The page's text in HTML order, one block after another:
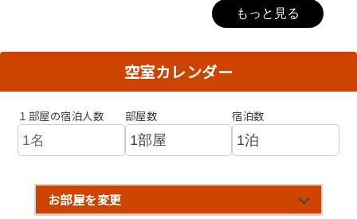
夕食は、白イカの姿づくり(京丹後イカ 漁火～ISARIBI）
生きた活イカを水揚げ直後に活〆処理をし、最新の瞬間冷
凍技術「プロトン凍結機」で鮮度よく冷凍しました。従来
の活イカより甘みと歯ごたえが特徴。盛りつけられたイカ
の姿造りは美しく見栄えも鮮度も抜群です。
※丹後のフルーツは、7月中旬～（スイカやメロンなど）
もっと見る
空室カレンダー
１部屋の宿泊人数 部屋数 宿泊数
お部屋を変更